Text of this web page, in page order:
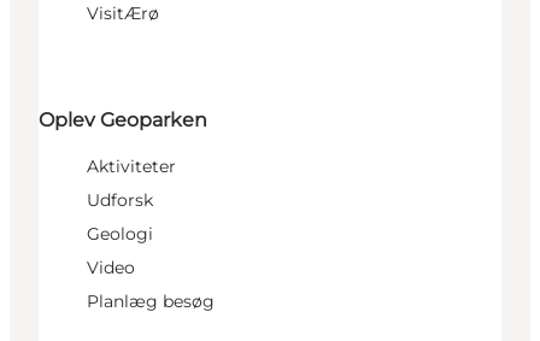
VisitÆrø
Oplev Geoparken
Aktiviteter
Udforsk
Geologi
Video
Planlæg besøg